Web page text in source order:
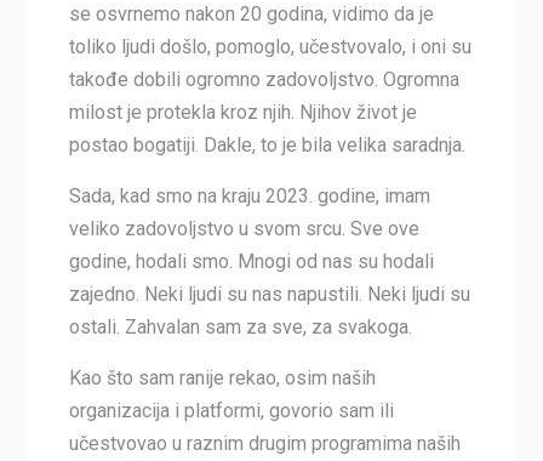
se osvrnemo nakon 20 godina, vidimo da je
toliko ljudi došlo, pomoglo, učestvovalo, i oni su
takođe dobili ogromno zadovoljstvo. Ogromna
milost je protekla kroz njih. Njihov život je
postao bogatiji. Dakle, to je bila velika saradnja.
Sada, kad smo na kraju 2023. godine, imam
veliko zadovoljstvo u svom srcu. Sve ove
godine, hodali smo. Mnogi od nas su hodali
zajedno. Neki ljudi su nas napustili. Neki ljudi su
ostali. Zahvalan sam za sve, za svakoga.
Kao što sam ranije rekao, osim naših
organizacija i platformi, govorio sam ili
učestvovao u raznim drugim programima naših